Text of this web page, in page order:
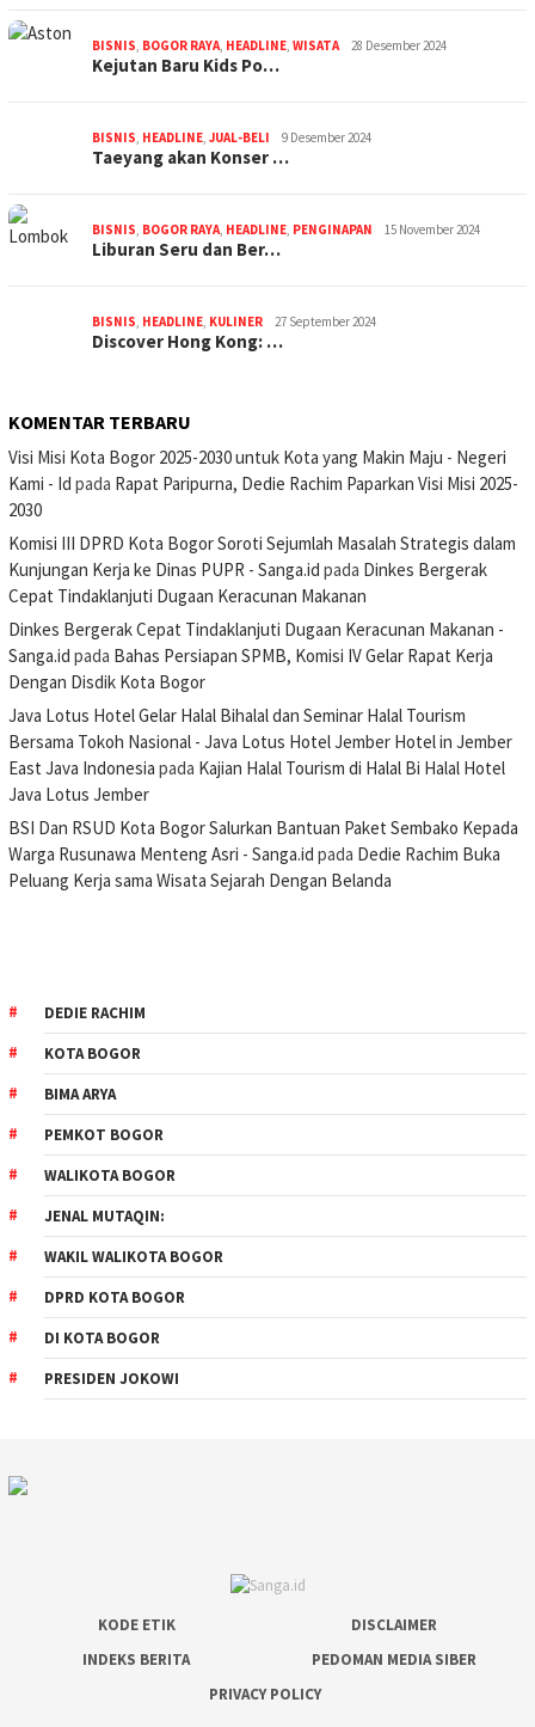
BISNIS, BOGOR RAYA, HEADLINE, WISATA 28 Desember 2024
Kejutan Baru Kids Po…
BISNIS, HEADLINE, JUAL-BELI 9 Desember 2024
Taeyang akan Konser …
BISNIS, BOGOR RAYA, HEADLINE, PENGINAPAN 15 November 2024
Liburan Seru dan Ber…
BISNIS, HEADLINE, KULINER 27 September 2024
Discover Hong Kong: …
KOMENTAR TERBARU
Visi Misi Kota Bogor 2025-2030 untuk Kota yang Makin Maju - Negeri
Kami - Id pada Rapat Paripurna, Dedie Rachim Paparkan Visi Misi 2025-
2030
Komisi III DPRD Kota Bogor Soroti Sejumlah Masalah Strategis dalam
Kunjungan Kerja ke Dinas PUPR - Sanga.id pada Dinkes Bergerak
Cepat Tindaklanjuti Dugaan Keracunan Makanan
Dinkes Bergerak Cepat Tindaklanjuti Dugaan Keracunan Makanan -
Sanga.id pada Bahas Persiapan SPMB, Komisi IV Gelar Rapat Kerja
Dengan Disdik Kota Bogor
Java Lotus Hotel Gelar Halal Bihalal dan Seminar Halal Tourism
Bersama Tokoh Nasional - Java Lotus Hotel Jember Hotel in Jember
East Java Indonesia pada Kajian Halal Tourism di Halal Bi Halal Hotel
Java Lotus Jember
BSI Dan RSUD Kota Bogor Salurkan Bantuan Paket Sembako Kepada
Warga Rusunawa Menteng Asri - Sanga.id pada Dedie Rachim Buka
Peluang Kerja sama Wisata Sejarah Dengan Belanda
DEDIE RACHIM
KOTA BOGOR
BIMA ARYA
PEMKOT BOGOR
WALIKOTA BOGOR
JENAL MUTAQIN:
WAKIL WALIKOTA BOGOR
DPRD KOTA BOGOR
DI KOTA BOGOR
PRESIDEN JOKOWI
KODE ETIK
DISCLAIMER
INDEKS BERITA
PEDOMAN MEDIA SIBER
PRIVACY POLICY